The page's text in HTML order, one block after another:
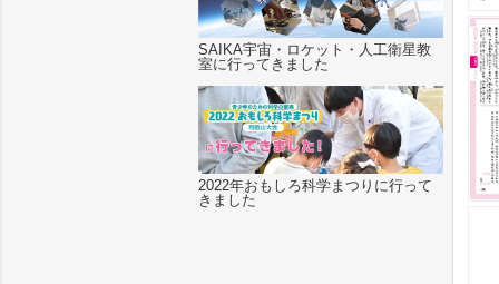
SAIKA宇宙・ロケット・人工衛星教
室に行ってきました
2022年おもしろ科学まつりに行って
きました